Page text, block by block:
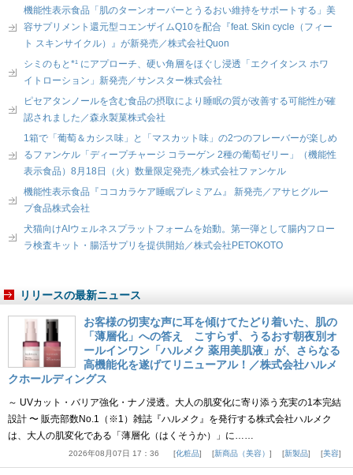
機能性表示食品「肌のターンオーバーとうるおい維持をサポートする」美
容サプリメント還元型コエンザイムQ10を配合『feat. Skin cycle（フィー
ト スキンサイクル）』が新発売／株式会社Quon
シミのもと*¹ にアプローチ、硬い角層をほぐし浸透「エクイタンス ホワ
イトローション」新発売／サンスター株式会社
ピセアタンノールを含む食品の摂取により睡眠の質が改善する可能性が確
認されました／森永製菓株式会社
1箱で「葡萄＆カシス味」と「マスカット味」の2つのフレーバーが楽しめ
るファンケル「ディープチャージ コラーゲン 2種の葡萄ゼリー」（機能性
表示食品）8月18日（火）数量限定発売／株式会社ファンケル
機能性表示食品『ココカラケア睡眠プレミアム』 新発売／アサヒグルー
プ食品株式会社
犬猫向けAIウェルネスプラットフォームを始動。第一弾として腸内フロー
ラ検査キット・腸活サプリを提供開始／株式会社PETOKOTO
リリースの最新ニュース
お客様の切実な声に耳を傾けてたどり着いた、肌の
「薄層化」への答え こすらず、うるおす朝夜別オ
ールインワン「ハルメク 薬用美肌液」が、さらなる
高機能化を遂げてリニューアル！／株式会社ハルメ
クホールディングス
～ UVカット・バリア強化・ナノ浸透。大人の肌変化に寄り添う充実の1本完結
設計 〜 販売部数No.1（※1）雑誌『ハルメク』を発行する株式会社ハルメク
は、大人の肌変化である「薄層化（はくそうか）」に……
2026年08月07日 17：36 化粧品 新商品（美容） 新製品 美容